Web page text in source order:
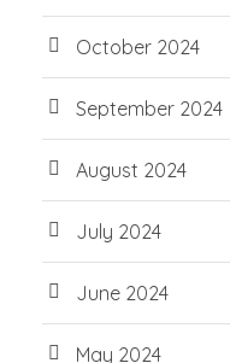
October 2024
September 2024
August 2024
July 2024
June 2024
May 2024